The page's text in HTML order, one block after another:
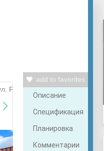
add to favorites
Описание
Спецификация
Планировка
Комментарии